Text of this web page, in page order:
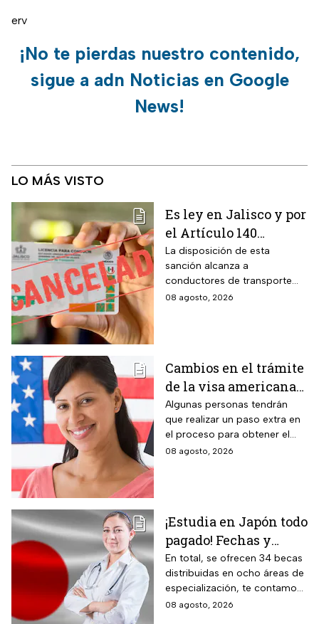
erv
¡No te pierdas nuestro contenido,
sigue a adn Noticias en Google
News!
LO MÁS VISTO
Es ley en Jalisco y por
el Artículo 140
cancelarán la licencia
de conducir de por
vida a todos los
automovilistas que
La disposición de esta
sanción alcanza a
conductores de transporte
escolar, unidades de
común.
08 agosto, 2026
Cambios en el trámite
de la visa americana
2026 y para quiénes
aplica
Algunas personas tendrán
que realizar un paso extra en
el proceso para obtener el
documento que permite
08 agosto, 2026
¡Estudia en Japón todo
pagado! Fechas y
requisitos de la
convocatoria para
becas de estancias en
2026
En total, se ofrecen 34 becas
distribuidas en ocho áreas de
especialización, te contamos
todos los detalles.
08 agosto, 2026